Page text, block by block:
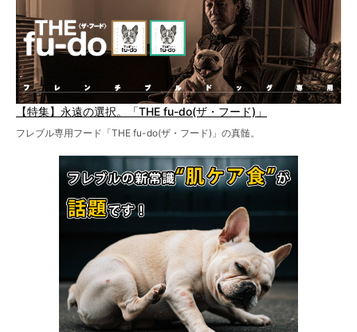
【特集】永遠の選択。「THE fu-do(ザ・フード)」
フレブル専用フード「THE fu-do(ザ・フード)」の真髄。